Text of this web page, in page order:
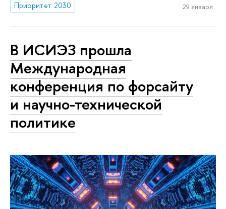
Приоритет 2030
29 января
В ИСИЭЗ прошла
Международная
конференция по форсайту
и научно-технической
политике